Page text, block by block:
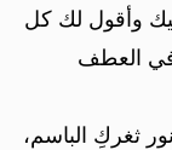
وأقول لك كل
في العطف
ثغركِ الباسم،